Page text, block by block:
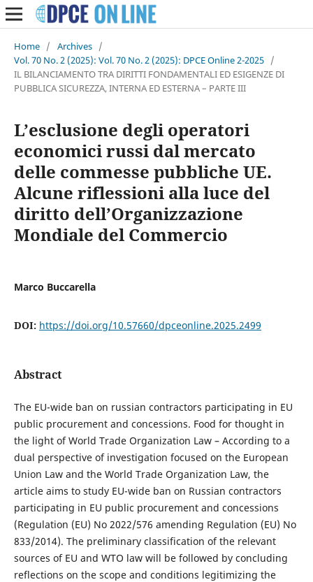
Home / Archives /
Vol. 70 No. 2 (2025): Vol. 70 No. 2 (2025): DPCE Online 2-2025 /
IL BILANCIAMENTO TRA DIRITTI FONDAMENTALI ED ESIGENZE DI
PUBBLICA SICUREZZA, INTERNA ED ESTERNA – PARTE III
L’esclusione degli operatori
economici russi dal mercato
delle commesse pubbliche UE.
Alcune riflessioni alla luce del
diritto dell’Organizzazione
Mondiale del Commercio
Marco Buccarella
DOI: https://doi.org/10.57660/dpceonline.2025.2499
Abstract
The EU-wide ban on russian contractors participating in EU
public procurement and concessions. Food for thought in
the light of World Trade Organization Law – According to a
dual perspective of investigation focused on the European
Union Law and the World Trade Organization Law, the
article aims to study EU-wide ban on Russian contractors
participating in EU public procurement and concessions
(Regulation (EU) No 2022/576 amending Regulation (EU) No
833/2014). The preliminary classification of the relevant
sources of EU and WTO law will be followed by concluding
reflections on the scope and conditions legitimizing the